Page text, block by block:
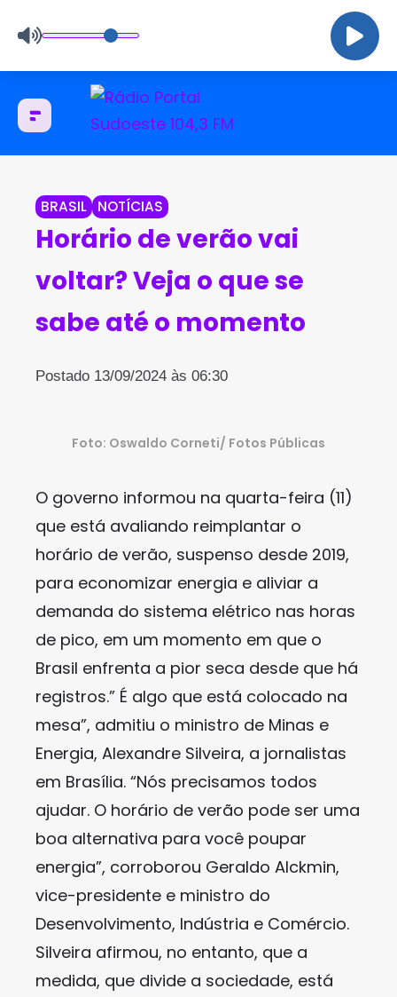
BRASIL NOTÍCIAS
Horário de verão vai
voltar? Veja o que se
sabe até o momento
Postado 13/09/2024 às 06:30
Foto: Oswaldo Corneti/ Fotos Públicas
O governo informou na quarta-feira (11)
que está avaliando reimplantar o
horário de verão, suspenso desde 2019,
para economizar energia e aliviar a
demanda do sistema elétrico nas horas
de pico, em um momento em que o
Brasil enfrenta a pior seca desde que há
registros.” É algo que está colocado na
mesa”, admitiu o ministro de Minas e
Energia, Alexandre Silveira, a jornalistas
em Brasília. “Nós precisamos todos
ajudar. O horário de verão pode ser uma
boa alternativa para você poupar
energia”, corroborou Geraldo Alckmin,
vice-presidente e ministro do
Desenvolvimento, Indústria e Comércio.
Silveira afirmou, no entanto, que a
medida, que divide a sociedade, está